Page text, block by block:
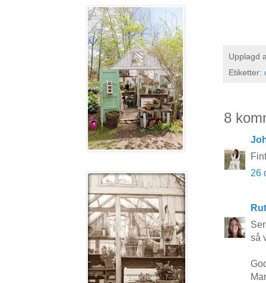
Upplagd
Etiketter:
8
26
så